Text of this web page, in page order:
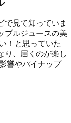
で見て知っていま
プルジュースの美
！と思っていた
り、届くのが楽し
響やパイナップ